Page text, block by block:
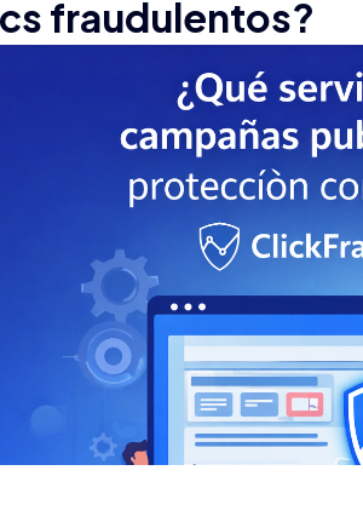
fraudulentos?